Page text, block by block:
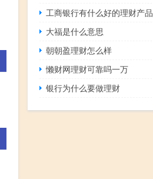
工商银行有什么好的理财产品
大福是什么意思
朝朝盈理财怎么样
懒财网理财可靠吗一万
银行为什么要做理财